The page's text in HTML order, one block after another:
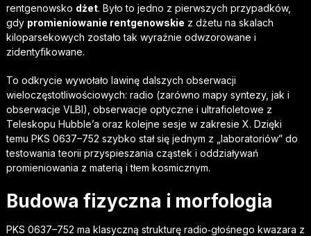
rentgenowsko dżet. Było to jedno z pierwszych przypadków,
gdy promieniowanie rentgenowskie z dżetu na skalach
kiloparsekowych zostało tak wyraźnie odwzorowane i
zidentyfikowane.
To odkrycie wywołało lawinę dalszych obserwacji
wieloczęstotliwościowych: radio (zarówno mapy syntezy, jak i
obserwacje VLBI), obserwacje optyczne i ultrafioletowe z
Teleskopu Hubble’a oraz kolejne sesje w zakresie X. Dzięki
temu PKS 0637–752 szybko stał się jednym z „laboratoriów” do
testowania teorii przyspieszania cząstek i oddziaływań
promieniowania z materią i tłem kosmicznym.
Budowa fizyczna i morfologia
PKS 0637–752 ma klasyczną strukturę radio‑głośnego kwazara z